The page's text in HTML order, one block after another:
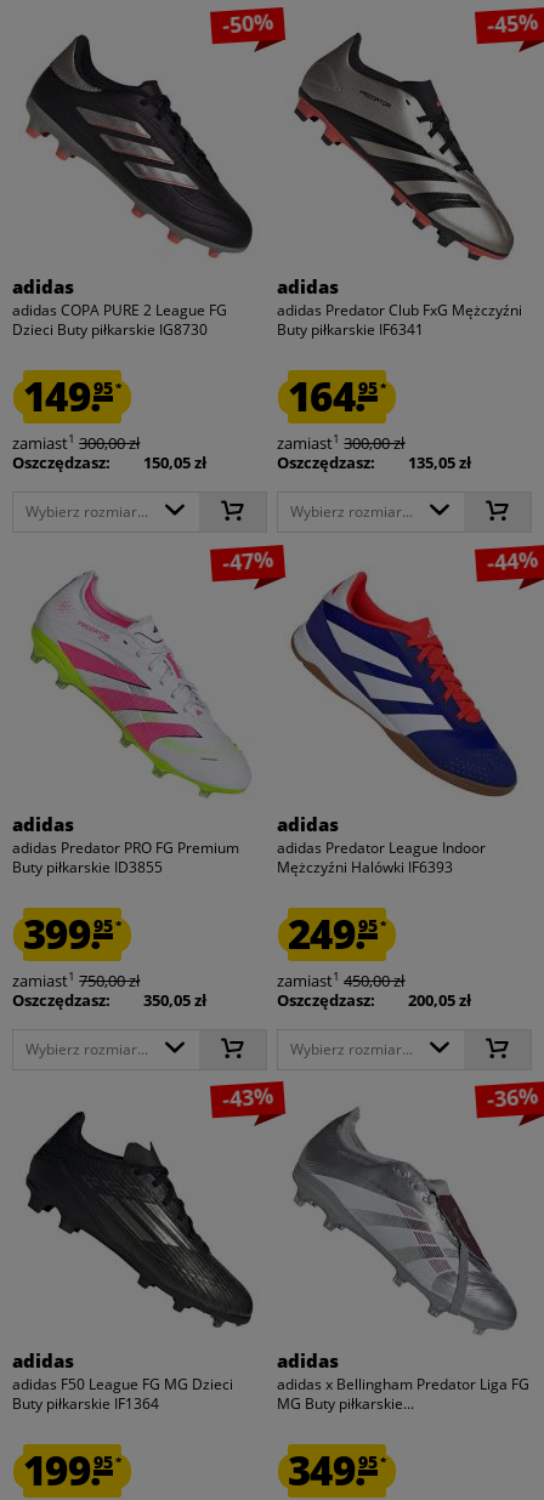
-50%
adidas
adidas COPA PURE 2 League FG
Dzieci Buty piłkarskie IG8730
149.95*
zamiast1 300,00 zł
Oszczędzasz:
150,05 zł
Wybierz rozmiar...
-45%
adidas
adidas Predator Club FxG Mężczyźni
Buty piłkarskie IF6341
164.95*
zamiast1 300,00 zł
Oszczędzasz:
135,05 zł
Wybierz rozmiar...
-47%
adidas
adidas Predator PRO FG Premium
Buty piłkarskie ID3855
399.95*
zamiast1 750,00 zł
Oszczędzasz:
350,05 zł
Wybierz rozmiar...
-44%
adidas
adidas Predator League Indoor
Mężczyźni Halówki IF6393
249.95*
zamiast1 450,00 zł
Oszczędzasz:
200,05 zł
Wybierz rozmiar...
-43%
adidas
adidas F50 League FG MG Dzieci
Buty piłkarskie IF1364
199.95*
-36%
adidas
adidas x Bellingham Predator Liga FG
MG Buty piłkarskie...
349.95*